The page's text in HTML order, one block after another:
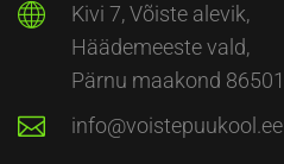
Kivi 7, Võiste alevik,
Häädemeeste vald,
Pärnu maakond 86501
info@voistepuukool.ee